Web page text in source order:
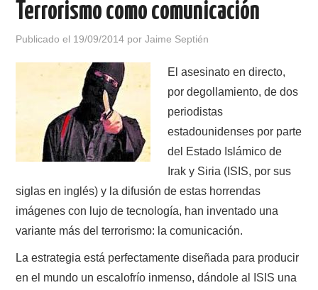
Terrorismo como comunicación
Publicado el 19/09/2014 porJaime Septién
El asesinato en directo,
por degollamiento, de dos
periodistas
estadounidenses por parte
del Estado Islámico de
Irak y Siria (ISIS, por sus
siglas en inglés) y la difusión de estas horrendas
imágenes con lujo de tecnología, han inventado una
variante más del terrorismo: la comunicación.
La estrategia está perfectamente diseñada para producir
en el mundo un escalofrío inmenso, dándole al ISIS una